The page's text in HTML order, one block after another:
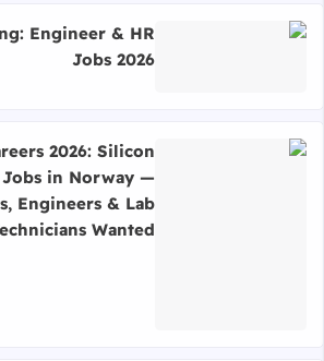
اقرأ المزيد عن Yara Norway Hiring: Engineer & HR Jobs 2026
Engineer & HR
Jobs 2026
2026: Silicon
in Norway —
Engineers & Lab
Wanted